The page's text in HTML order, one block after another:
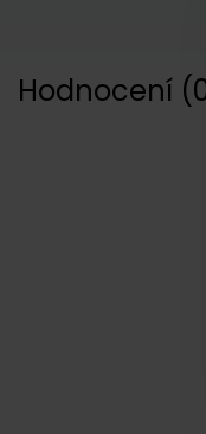
Hodnocení (